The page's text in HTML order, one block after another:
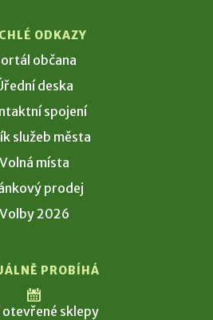
ODKAZY
občana
deska
spojení
služeb města
Volná místa
prodej
Volby 2026
PROBÍHÁ
otevřené sklepy